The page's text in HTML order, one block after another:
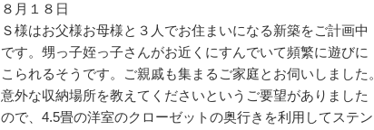
８月１８日
Ｓ様はお父様お母様と３人でお住まいになる新築をご計画中
です。甥っ子姪っ子さんがお近くにすんでいて頻繁に遊びに
こられるそうです。ご親戚も集まるご家庭とお伺いしました。
意外な収納場所を教えてくださいというご要望がありました
ので、4.5畳の洋室のクローゼットの奥行きを利用してステン